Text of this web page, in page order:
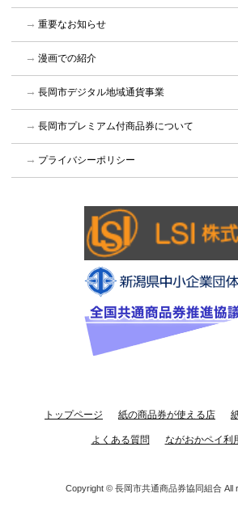
重要なお知らせ
漫画での紹介
長岡市デジタル地域通貨事業
長岡市プレミアム付商品券について
プライバシーポリシー
トップページ 紙の商品券が使える店
よくある質問 ながおかペイ利
Copyright © 長岡市共通商品券協同組合All